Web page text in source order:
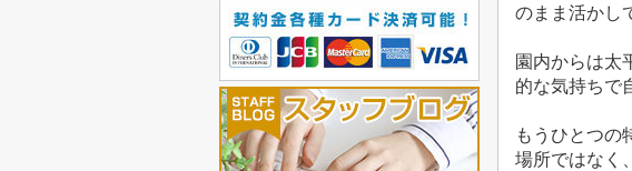
のまま活かし
園内からは太
的な気持ちで
もうひとつの
場所ではなく